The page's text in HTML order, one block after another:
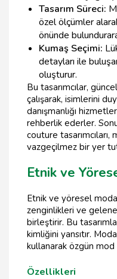
Tasarım Süreci:
özel ölçümler
önünde
Kumaş Seçimi:
detayları ile
oluşturur.
Bu tasarımcılar,
çalışarak, isimlerini
danışmanlığı
rehberlik ederler.
couture tasarımcıları,
vazgeçilmez bir yer
Etnik ve
Etnik ve yöresel
zenginlikleri ve
birleştirir. Bu
kimliğini yansıtır.
kullanarak özgün mod
Özellikleri